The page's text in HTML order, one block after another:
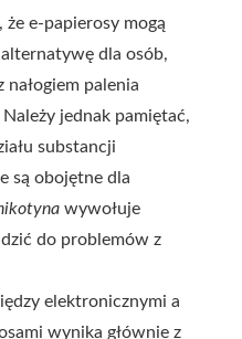
e-papierosy mogą
dla osób,
palenia
jednak pamiętać,
substancji
są obojętne dla
wywołuje
do problemów z
elektronicznymi a
wynika głównie z